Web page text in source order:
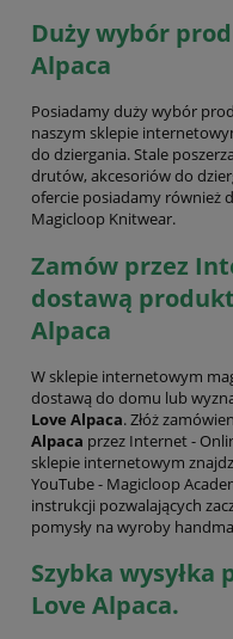
Duży wybór
Alpaca
Posiadamy duży wybór
naszym sklepie
do dziergania. Stale
drutów, akcesoriów do
ofercie posiadamy również
Magicloop Knitwear.
Zamów przez
dostawą
Alpaca
W sklepie internetowym
dostawą do domu lub
Love Alpaca. Złóż
Alpaca przez Internet -
sklepie internetowym
YouTube - Magicloop
instrukcji pozwalających
pomysły na wyroby
Szybka
Love Alpaca.